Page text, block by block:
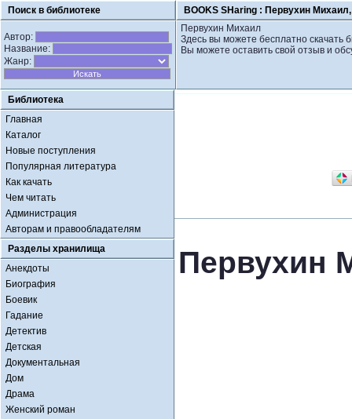
Поиск в библиотеке BOOKS SHaring : Первухин
Автор:
Название:
Жанр:
Первухин Михаил
Здесь вы можете бесплатно скачать
Вы можете оставить свой отзыв и
Библиотека
Главная
Каталог
Новые поступления
Популярная литература
Как качать
Чем читать
Администрация
Авторам и правообладателям
Разделы хранилища
Анекдоты
Биография
Боевик
Гадание
Детектив
Детская
Документальная
Дом
Драма
Женский роман
Первухин